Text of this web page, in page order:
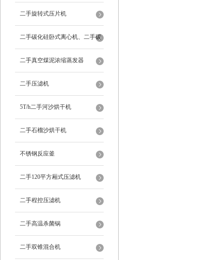
二手旋转式压片机
二手碳化硅卧式离心机、二手碳
化硅分级机、二手碳化硅水洗离
心机
二手真空煤泥浓缩蒸发器
二手压滤机
5T/h二手河沙烘干机
二手石榴沙烘干机
不锈钢反应釜
二手120平方厢式压滤机
二手程控压滤机
二手高温杀菌锅
二手双锥混合机